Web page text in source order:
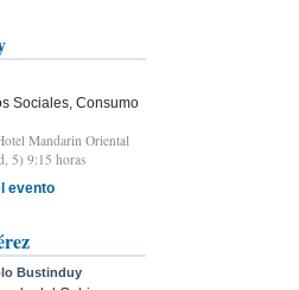
Sociales, Consumo
Mandarin Oriental
5) 9:15 horas
evento
Bustinduy